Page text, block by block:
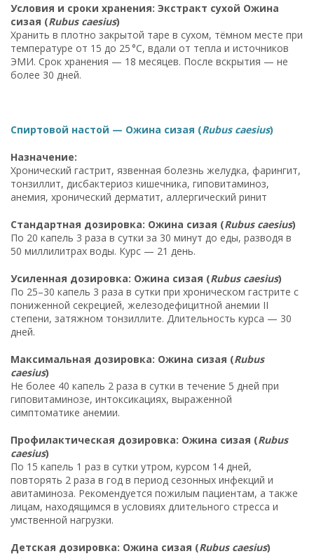
Условия и сроки хранения: Экстракт сухой Ожина
сизая (Rubus caesius)
Хранить в плотно закрытой таре в сухом, тёмном месте при
температуре от 15 до 25 °C, вдали от тепла и источников
ЭМИ. Срок хранения — 18 месяцев. После вскрытия — не
более 30 дней.
Спиртовой настой — Ожина сизая (Rubus caesius)
Назначение:
Хронический гастрит, язвенная болезнь желудка, фарингит,
тонзиллит, дисбактериоз кишечника, гиповитаминоз,
анемия, хронический дерматит, аллергический ринит
Стандартная дозировка: Ожина сизая (Rubus caesius)
По 20 капель 3 раза в сутки за 30 минут до еды, разводя в
50 миллилитрах воды. Курс — 21 день.
Усиленная дозировка: Ожина сизая (Rubus caesius)
По 25–30 капель 3 раза в сутки при хроническом гастрите с
пониженной секрецией, железодефицитной анемии II
степени, затяжном тонзиллите. Длительность курса — 30
дней.
Максимальная дозировка: Ожина сизая (Rubus
caesius)
Не более 40 капель 2 раза в сутки в течение 5 дней при
гиповитаминозе, интоксикациях, выраженной
симптоматике анемии.
Профилактическая дозировка: Ожина сизая (Rubus
caesius)
По 15 капель 1 раз в сутки утром, курсом 14 дней,
повторять 2 раза в год в период сезонных инфекций и
авитаминоза. Рекомендуется пожилым пациентам, а также
лицам, находящимся в условиях длительного стресса и
умственной нагрузки.
Детская дозировка: Ожина сизая (Rubus caesius)